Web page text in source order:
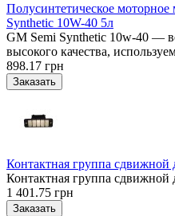
Полусинтетическое
Synthetic 10W-40 5л
GM Semi Synthetic 10w-40 —
высокого качества,
898.17 грн
Контактная группа
Контактная группа
1 401.75 грн